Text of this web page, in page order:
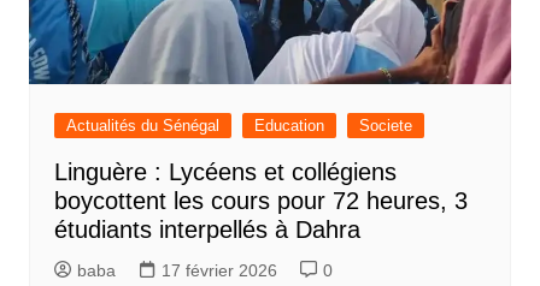
Actualités du Sénégal Education Societe
Linguère : Lycéens et collégiens
boycottent les cours pour 72 heures, 3
étudiants interpellés à Dahra
baba 17 février 2026 0